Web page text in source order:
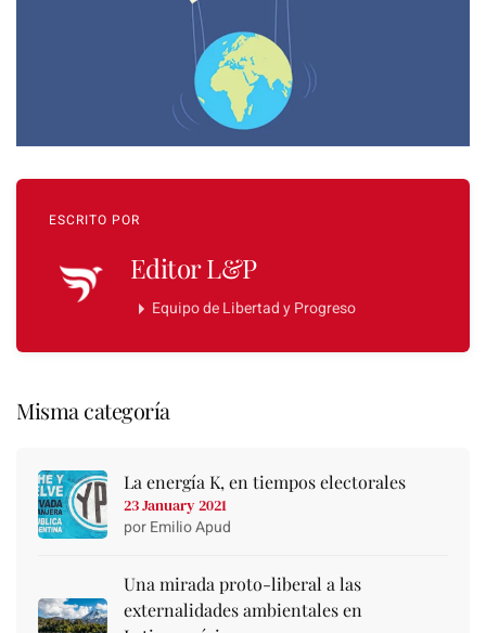
ESCRITO POR
Editor L&P
Equipo de Libertad y Progreso
Misma categoría
La energía K, en tiempos electorales
23 January 2021
por Emilio Apud
Una mirada proto-liberal a las
externalidades ambientales en